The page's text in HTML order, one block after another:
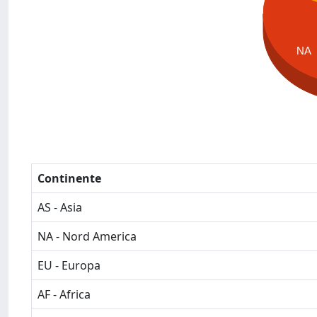
NA
Continente
AS - Asia
NA - Nord America
EU - Europa
AF - Africa